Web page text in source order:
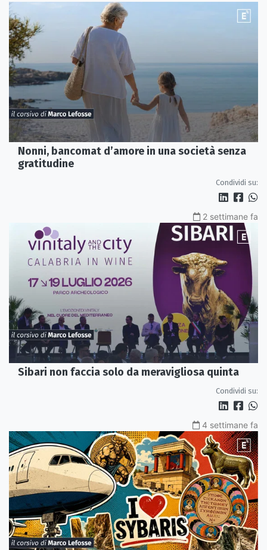
Nonni, bancomat d’amore in una società senza
gratitudine
Condividi su:
2 settimane fa
Sibari non faccia solo da meravigliosa quinta
Condividi su:
4 settimane fa